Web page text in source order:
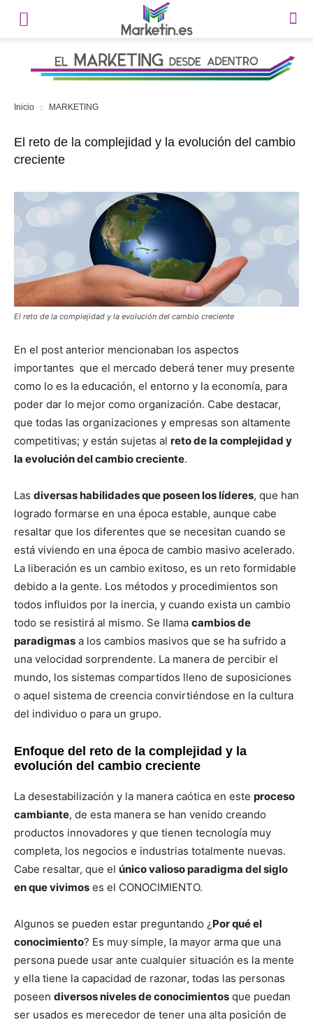
Inicio MARKETING
El reto de la complejidad y la evolución del cambio
creciente
El reto de la complejidad y la evolución del cambio creciente
En el post anterior mencionaban los aspectos
importantes que el mercado deberá tener muy presente
como lo es la educación, el entorno y la economía, para
poder dar lo mejor como organización. Cabe destacar,
que todas las organizaciones y empresas son altamente
competitivas; y están sujetas al reto de la complejidad y
la evolución del cambio creciente.
Las diversas habilidades que poseen los líderes, que han
logrado formarse en una época estable, aunque cabe
resaltar que los diferentes que se necesitan cuando se
está viviendo en una época de cambio masivo acelerado.
La liberación es un cambio exitoso, es un reto formidable
debido a la gente. Los métodos y procedimientos son
todos influidos por la inercia, y cuando exista un cambio
todo se resistirá al mismo. Se llama cambios de
paradigmas a los cambios masivos que se ha sufrido a
una velocidad sorprendente. La manera de percibir el
mundo, los sistemas compartidos lleno de suposiciones
o aquel sistema de creencia convirtiéndose en la cultura
del individuo o para un grupo.
Enfoque del reto de la complejidad y la
evolución del cambio creciente
La desestabilización y la manera caótica en este proceso
cambiante, de esta manera se han venido creando
productos innovadores y que tienen tecnología muy
completa, los negocios e industrias totalmente nuevas.
Cabe resaltar, que el único valioso paradigma del siglo
en que vivimos es el CONOCIMIENTO.
Algunos se pueden estar preguntando ¿ Por qué el
conocimiento? Es muy simple, la mayor arma que una
persona puede usar ante cualquier situación es la mente
y ella tiene la capacidad de razonar, todas las personas
poseen diversos niveles de conocimientos que puedan
ser usados es merecedor de tener una alta posición de